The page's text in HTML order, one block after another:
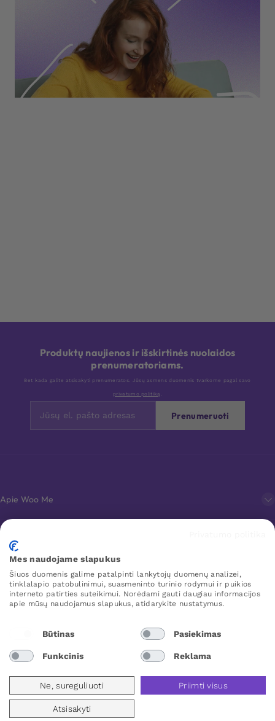
Produktų naujienos ir išskirtinės nuolaidos
prenumeratoriams.
Bet kada galite atsisakyti prenumeratos. Jūsų asmens duomenis tvarkome pagal savo
privatumo politiką .
Prenumeruoti
Apie Woo Me
Klientų aptarnavimas
Mėgstamiausi
WOO ME
Mes naudojame slapukus
Šiuos duomenis galime patalpinti lankytojų duomenų analizei,
tinklalapio patobulinimui, suasmeninto turinio rodymui ir puikios
interneto patirties suteikimui. Norėdami gauti daugiau informacijos
apie mūsų naudojamus slapukus, atidarykite nustatymus.
Būtinas Pasiekimas
Funkcinis Reklama
Ne, sureguliuoti Priimti visus
Atsisakyti